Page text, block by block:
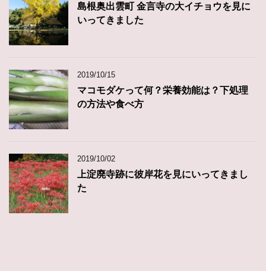
島根奥出雲町 金言寺の大イチョウを見に
いってきました
2019/10/15
マコモダケって何？栄養効能は？下処理
の方法や食べ方
2019/10/02
上淀廃寺跡に彼岸花を見にいってきまし
た